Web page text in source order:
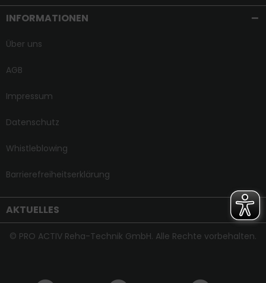
INFORMATIONEN
Über uns
AGB
Impressum
Datenschutz
Whistleblowing
Barrierefreiheitserklärung
AKTUELLES
© PRO ACTIV Reha-Technik GmbH. Alle Rechte vorbehalten.